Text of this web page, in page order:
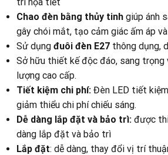
Chao đèn bằng thủy tinh giúp ánh
gây chói mắt, tạo cảm giác ấm áp
Sử dụng đuôi đèn E27 thông dụng,
Sở hữu thiết kế độc đáo, sang trọng
lượng cao cấp.
Tiết kiệm chi phí: Đèn LED tiết
giảm thiểu chi phí chiếu sáng.
Dễ dàng lắp đặt và bảo trì: được
dàng lắp đặt và bảo trì
Lắp đặt: dễ dàng, thay đổi vị trí